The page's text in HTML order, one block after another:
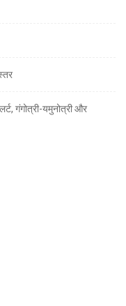
गंगोत्री-यमुनोत्री और